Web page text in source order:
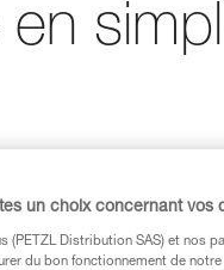
pour une
testée et
en simple
un choix concernant vos
(PETZL Distribution SAS) et nos
du bon fonctionnement de